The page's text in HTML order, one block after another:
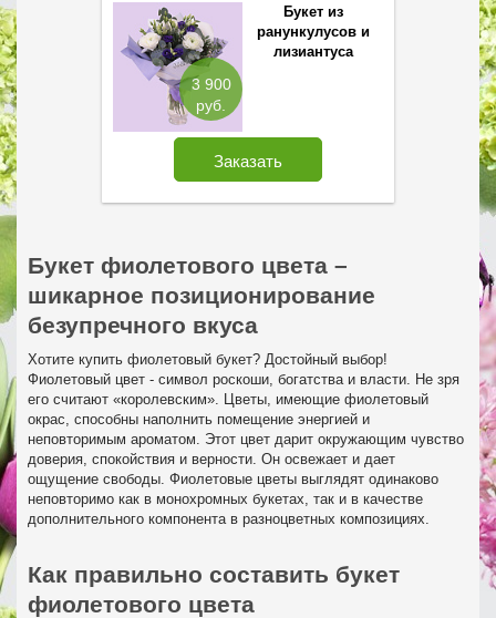
3 900
руб.
Букет из
ранункулусов и
лизиантуса
Заказать
Букет фиолетового цвета –
шикарное позиционирование
безупречного вкуса
Хотите купить фиолетовый букет? Достойный выбор!
Фиолетовый цвет - символ роскоши, богатства и власти. Не зря
его считают «королевским». Цветы, имеющие фиолетовый
окрас, способны наполнить помещение энергией и
неповторимым ароматом. Этот цвет дарит окружающим чувство
доверия, спокойствия и верности. Он освежает и дает
ощущение свободы. Фиолетовые цветы выглядят одинаково
неповторимо как в монохромных букетах, так и в качестве
дополнительного компонента в разноцветных композициях.
Как правильно составить букет
фиолетового цвета